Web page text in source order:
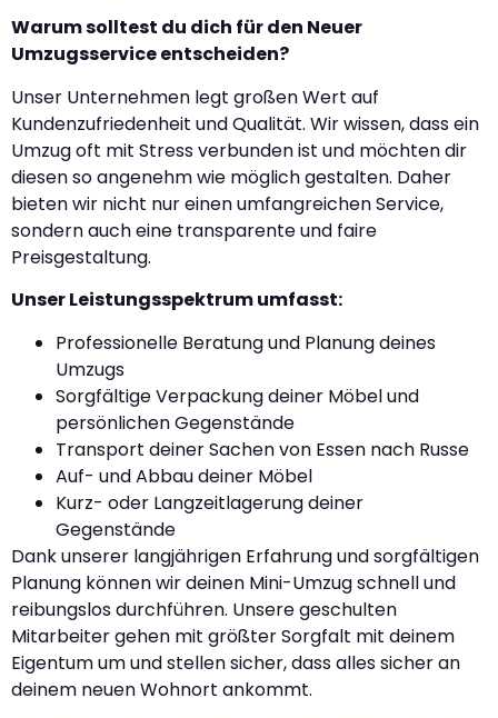
Warum solltest du dich für den Neuer
Umzugsservice entscheiden?
Unser Unternehmen legt großen Wert auf
Kundenzufriedenheit und Qualität. Wir wissen, dass ein
Umzug oft mit Stress verbunden ist und möchten dir
diesen so angenehm wie möglich gestalten. Daher
bieten wir nicht nur einen umfangreichen Service,
sondern auch eine transparente und faire
Preisgestaltung.
Unser Leistungsspektrum umfasst:
Professionelle Beratung und Planung deines
Umzugs
Sorgfältige Verpackung deiner Möbel und
persönlichen Gegenstände
Transport deiner Sachen von Essen nach Russe
Auf- und Abbau deiner Möbel
Kurz- oder Langzeitlagerung deiner
Gegenstände
Dank unserer langjährigen Erfahrung und sorgfältigen
Planung können wir deinen Mini-Umzug schnell und
reibungslos durchführen. Unsere geschulten
Mitarbeiter gehen mit größter Sorgfalt mit deinem
Eigentum um und stellen sicher, dass alles sicher an
deinem neuen Wohnort ankommt.